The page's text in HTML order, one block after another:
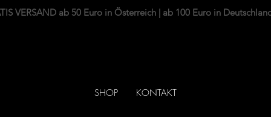
VERSAND ab 50 Euro in Österreich | ab 100 Euro in
SHOP KONTAKT